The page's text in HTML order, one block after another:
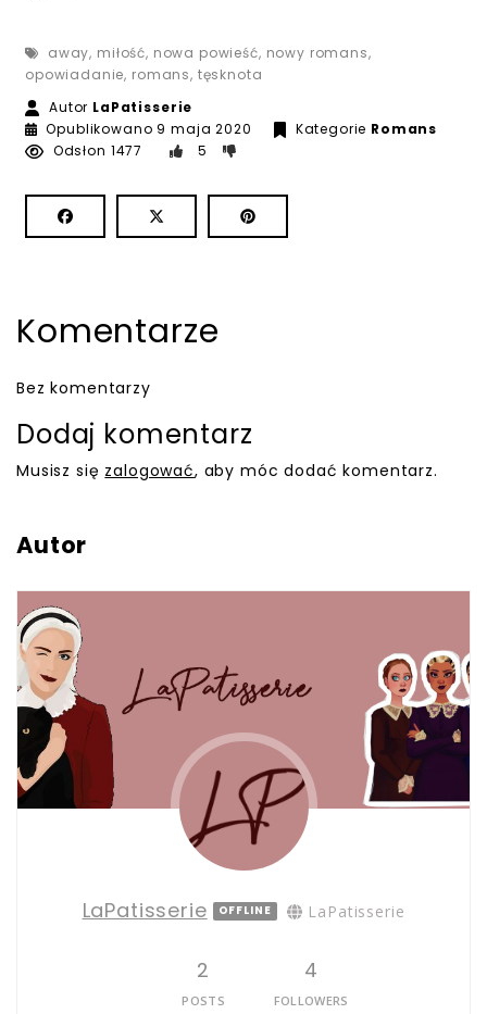
away, miłość, nowa powieść, nowy romans,
opowiadanie, romans, tęsknota
Autor LaPatisserie
Opublikowano 9 maja 2020 9 czerwca 2020
Kategorie Romans
Odsłon 1477
5
Komentarze
Bez komentarzy
Dodaj komentarz
Musisz się zalogować, aby móc dodać komentarz.
Autor
LaPatisserie OFFLINE LaPatisserie
2
POSTS
4
FOLLOWERS